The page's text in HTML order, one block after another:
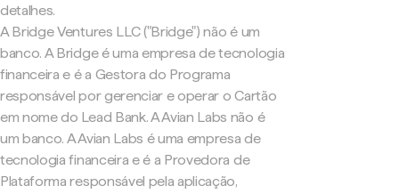
detalhes.
A Bridge Ventures LLC ("Bridge") não é um
banco. A Bridge é uma empresa de tecnologia
financeira e é a Gestora do Programa
responsável por gerenciar e operar o Cartão
em nome do Lead Bank. A Avian Labs não é
um banco. A Avian Labs é uma empresa de
tecnologia financeira e é a Provedora de
Plataforma responsável pela aplicação,